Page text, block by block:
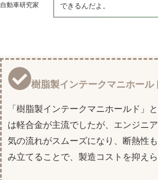
自動車研究家
できるんだよ。
樹脂製インテークマニホール
「樹脂製インテークマニホールド」
は軽合金が主流でしたが、エンジニ
気の流れがスムーズになり、断熱性
み立てることで、製造コストを抑え